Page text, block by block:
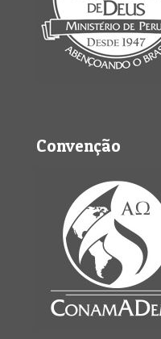
Convenção